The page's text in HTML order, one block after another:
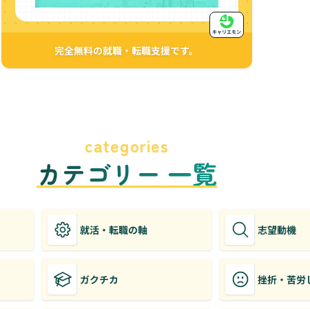
完全無料の就職・転職支援です。
キャリエモン
categories
カテゴリー 一覧
就活・転職の軸 志望動機
ガクチカ 挫折・苦労